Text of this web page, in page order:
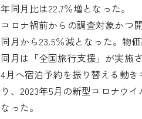
年同月比は22.7％増となった。
コロナ禍前からの調査対象かつ
同月から23.5％減となった。物
同月は「全国旅行支援」が実施
4月へ宿泊予約を振り替える動き
り、2023年5月の新型コロナウ
なった。